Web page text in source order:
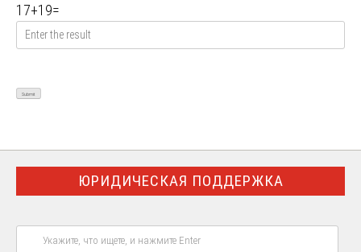
17+19=
ЮРИДИЧЕСКАЯ ПОДДЕРЖКА